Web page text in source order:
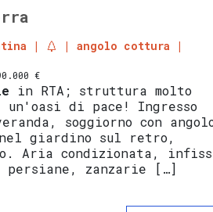
angolo cottura
€
in RTA; struttura molto
di pace! Ingresso
soggiorno con
giardino sul retro,
Aria condizionata,
zanzarie […]